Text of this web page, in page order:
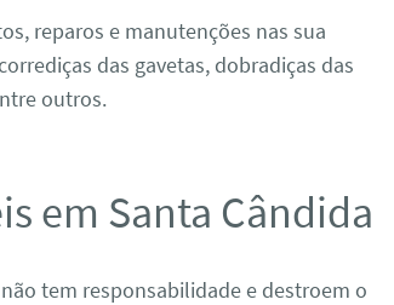
reparos e manutenções nas sua
das gavetas, dobradiças das
outros.
em Santa Cândida
tem responsabilidade e destroem o